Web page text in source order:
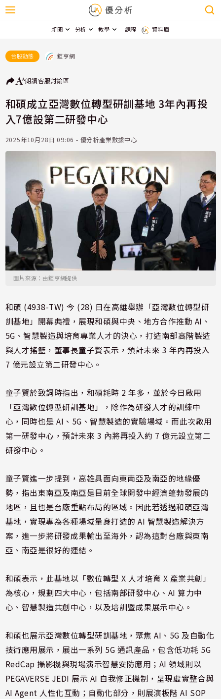
新聞 分析 教學 課程 資料庫
台股動態 鉅亨網
朗讀客服討論區
和碩成立亞灣數位轉型研訓基地 3年內再投
入7億設第二研發中心
2025年10月28日 09:06 - 優分析產業數據中心
圖片來源：由鉅亨網提供
和碩 (4938-TW) 今 (28) 日在高雄舉辦「亞灣數位轉型研
訓基地」開幕典禮，展現和碩與中央、地方合作推動 AI、
5G、智慧製造與培育專業人才的決心，打造南部高階製造
與人才搖籃，董事長童子賢表示，預計未來 3 年內再投入
7 億元設立第二研發中心。
童子賢於致詞時指出，和碩耗時 2 年多，並於今日啟用
「亞灣數位轉型研訓基地」，除作為研發人才的訓練中
心，同時也是 AI、5G、智慧製造的實驗場域。而此次啟用
第一研發中心，預計未來 3 內將再投入約 7 億元設立第二
研發中心。
童子賢進一步提到，高雄具面向東南亞及南亞的地緣優
勢，指出東南亞及南亞是目前全球開發中經濟蓬勃發展的
地區，且也是台廠重點布局的區域。因此若透過和碩亞灣
基地，實現專為各種場域量身打造的 AI 智慧製造解決方
案，進一步將研發成果輸出至海外，認為這對台廠與東南
亞、南亞是很好的連結。
和碩表示，此基地以「數位轉型 X 人才培育 X 產業共創」
為核心，規劃四大中心，包括南部研發中心、AI 算力中
心、智慧製造共創中心，以及培訓暨成果展示中心。
和碩也展示亞灣數位轉型研訓基地，聚焦 AI、5G 及自動化
技術應用展示，展出一系列 5G 通訊產品，包含低功耗 5G
RedCap 攝影機與現場演示智慧安防應用；AI 領域則以
PEGAVERSE JEDI 展示 AI 自我修正機制，呈現虛實整合與
AI Agent 人性化互動；自動化部分，則展演板階 AI SOP